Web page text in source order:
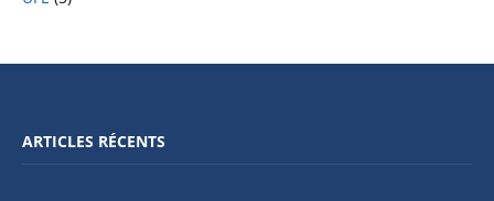
ARTICLES RÉCENTS